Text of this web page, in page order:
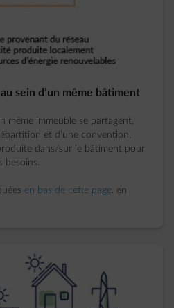
sein d’un même bâtiment
même immeuble se partagent,
et d’une convention,
dans/sur le bâtiment pour
besoins.
en bas de cette page, en